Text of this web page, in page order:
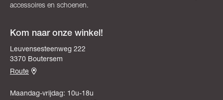
accessoires en schoenen.
Kom naar onze winkel!
Leuvensesteenweg 222
3370 Boutersem
Route
Maandag-vrijdag: 10u-18u